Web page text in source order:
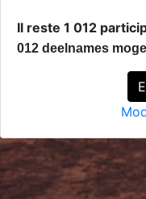
Il reste 1 012
012 deelnames